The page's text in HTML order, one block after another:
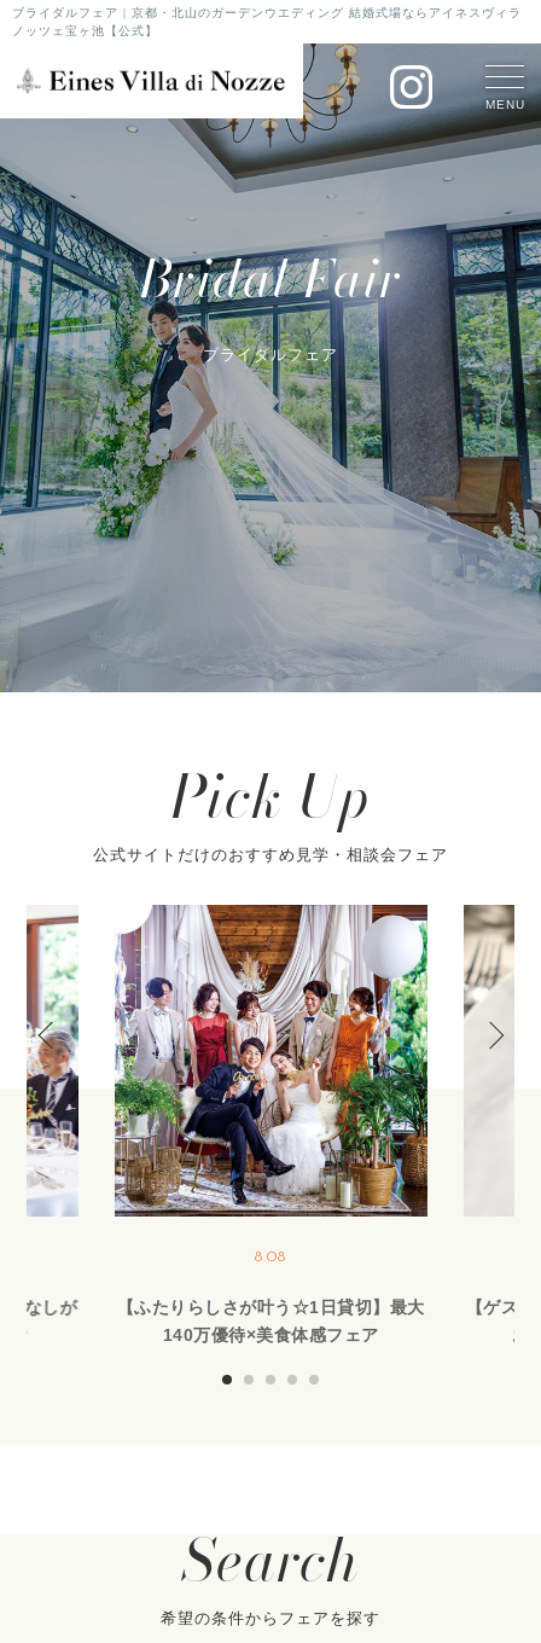
ブライダルフェア | 京都・北山のガーデンウエディング 結婚式場ならアイネスヴィラ
ノッツェ宝ヶ池【公式】
MENU
Bridal Fair
ブライダルフェア
Pick Up
公式サイトだけのおすすめ見学・相談会フェア
てなしが
食
8.08
【ふたりらしさが叶う☆1日貸切】最大
140万優待×美食体感フェア
【ゲス
お
Search
希望の条件からフェアを探す